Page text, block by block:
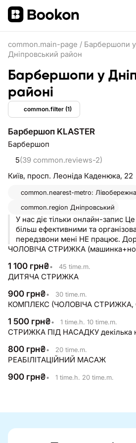
common.main-page / Барбершопи у
Дніпровський район
Барбершопи у
районі
common.filter (1)
Барбершоп KLASTER
Барбершоп
5(39 common.reviews-2)
Київ, просп. Леоніда Каденюка, 22
common.nearest-metro: Лівобережна
common.region Дніпровський
У нас діє тільки онлайн-запис
більш ефективними та
передзвони мені НЕ працює. Доречність, турбота,
природність Пн-Нд / 09:00-20:30
ЧОЛОВІЧА СТРИЖКА
1 100 грн₴• 45 time.m.
ДИТЯЧА СТРИЖКА
900 грн₴• 30 time.m.
1 500 грн₴• 1 time.h. 10 time.m.
800 грн₴• 20 time.m.
РЕАБІЛІТАЦІЙНИЙ МАСАЖ
900 грн₴• 1 time.h. 20 time.m.